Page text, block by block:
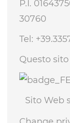
P.I.
30760
Tel:
Questo
Sito Web